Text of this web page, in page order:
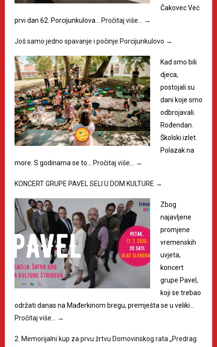
Čakovec Već
prvi dan 62. Porcijunkulova…
Pročitaj više… →
Još samo jedno spavanje i počinje Porcijunkulovo →
Kad smo bili
djeca,
postojali su
dani koje smo
odbrojavali.
Rođendan.
Školski izlet.
Polazak na
more. S godinama se to…
Pročitaj više… →
KONCERT GRUPE PAVEL SELI U DOM KULTURE →
Zbog
najavljene
promjene
vremenskih
uvjeta,
koncert
grupe Pavel,
koji se trebao
održati danas na Mađerkinom bregu, premješta se u veliki…
Pročitaj više…
→
2. Memorijalni kup za prvu žrtvu Domovinskog rata „Predrag